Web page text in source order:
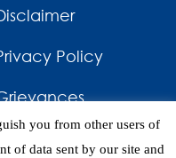
Policy
& Awards
you from other users of
of data sent by our site and